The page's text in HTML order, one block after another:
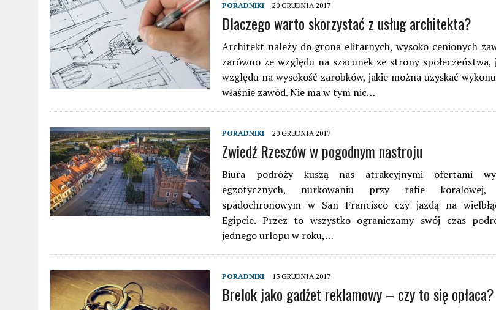
PORADNIKI 20 GRUDNIA 2017
Dlaczego warto skorzystać z usług architekta?
Architekt należy do grona elitarnych, wysoko cenionych
zarówno ze względu na szacunek ze strony społeczeństwa,
względu na wysokość zarobków, jakie można uzyskać
właśnie zawód. Nie ma w tym nic…
PORADNIKI 20 GRUDNIA 2017
Zwiedź Rzeszów w pogodnym nastroju
Biura podróży kuszą nas atrakcyjnymi ofertami
egzotycznych, nurkowaniu przy rafie koralowej,
spadochronowym w San Francisco czy jazdą na
Egipcie. Przez to wszystko ograniczamy swój czas
jednego urlopu w roku,…
PORADNIKI 13 GRUDNIA 2017
Brelok jako gadżet reklamowy – czy to się opłaca?